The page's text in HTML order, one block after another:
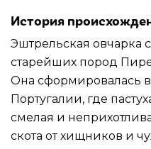
История
Эштрельская овчарка
старейших пород
Она сформировалась
Португалии, где
смелая и
скота от хищников и